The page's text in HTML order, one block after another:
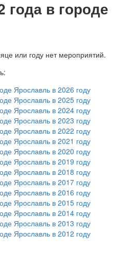
года в городе
или году нет мероприятий.
Ярославль в 2026 году
Ярославль в 2025 году
Ярославль в 2024 году
Ярославль в 2023 году
Ярославль в 2022 году
Ярославль в 2021 году
Ярославль в 2020 году
Ярославль в 2019 году
Ярославль в 2018 году
Ярославль в 2017 году
Ярославль в 2016 году
Ярославль в 2015 году
Ярославль в 2014 году
Ярославль в 2013 году
Ярославль в 2012 году